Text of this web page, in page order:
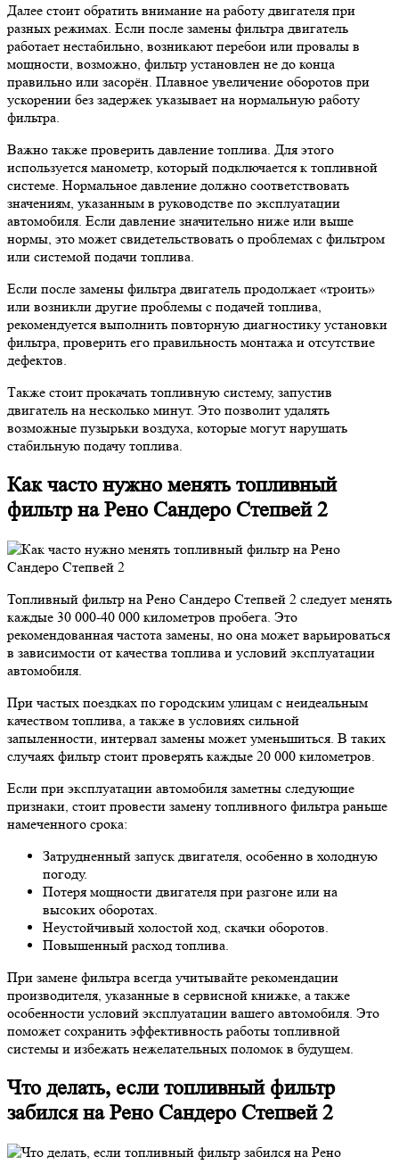
Далее стоит обратить внимание на работу двигателя при
разных режимах. Если после замены фильтра двигатель
работает нестабильно, возникают перебои или провалы в
мощности, возможно, фильтр установлен не до конца
правильно или засорён. Плавное увеличение оборотов при
ускорении без задержек указывает на нормальную работу
фильтра.
Важно также проверить давление топлива. Для этого
используется манометр, который подключается к топливной
системе. Нормальное давление должно соответствовать
значениям, указанным в руководстве по эксплуатации
автомобиля. Если давление значительно ниже или выше
нормы, это может свидетельствовать о проблемах с фильтром
или системой подачи топлива.
Если после замены фильтра двигатель продолжает «троить»
или возникли другие проблемы с подачей топлива,
рекомендуется выполнить повторную диагностику установки
фильтра, проверить его правильность монтажа и отсутствие
дефектов.
Также стоит прокачать топливную систему, запустив
двигатель на несколько минут. Это позволит удалять
возможные пузырьки воздуха, которые могут нарушать
стабильную подачу топлива.
Как часто нужно менять топливный
фильтр на Рено Сандеро Степвей 2
Топливный фильтр на Рено Сандеро Степвей 2 следует менять
каждые 30 000-40 000 километров пробега. Это
рекомендованная частота замены, но она может варьироваться
в зависимости от качества топлива и условий эксплуатации
автомобиля.
При частых поездках по городским улицам с неидеальным
качеством топлива, а также в условиях сильной
запыленности, интервал замены может уменьшиться. В таких
случаях фильтр стоит проверять каждые 20 000 километров.
Если при эксплуатации автомобиля заметны следующие
признаки, стоит провести замену топливного фильтра раньше
намеченного срока:
Затрудненный запуск двигателя, особенно в холодную
погоду.
Потеря мощности двигателя при разгоне или на
высоких оборотах.
Неустойчивый холостой ход, скачки оборотов.
Повышенный расход топлива.
При замене фильтра всегда учитывайте рекомендации
производителя, указанные в сервисной книжке, а также
особенности условий эксплуатации вашего автомобиля. Это
поможет сохранить эффективность работы топливной
системы и избежать нежелательных поломок в будущем.
Что делать, если топливный фильтр
забился на Рено Сандеро Степвей 2